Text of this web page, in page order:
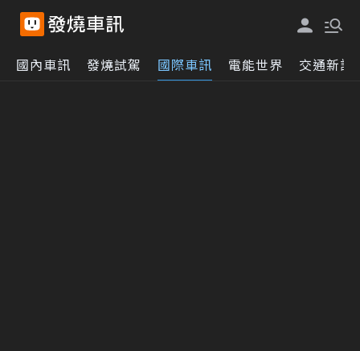
國內車訊 發燒試駕 國際車訊 電能世界 交通新訊